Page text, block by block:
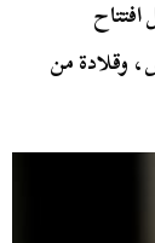
وقلادة من